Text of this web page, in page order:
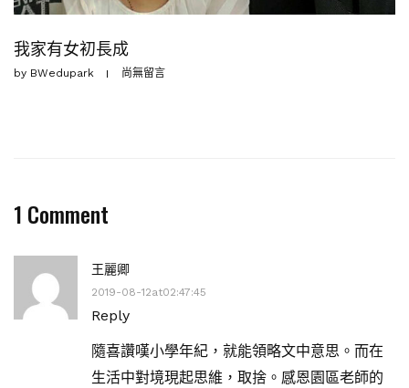
我家有女初長成
by BWedupark 尚無留言
1 Comment
王麗卿
2019-08-12at02:47:45
Reply
隨喜讚嘆小學年紀，就能領略文中意思。而在
生活中對境現起思維，取捨。感恩園區老師的